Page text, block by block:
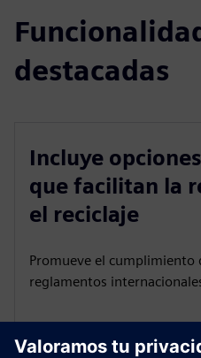
destacadas
Incluye
que facilitan la
el reciclaje
Promueve el cumplimiento
reglamentos